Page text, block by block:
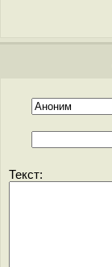
Текст: